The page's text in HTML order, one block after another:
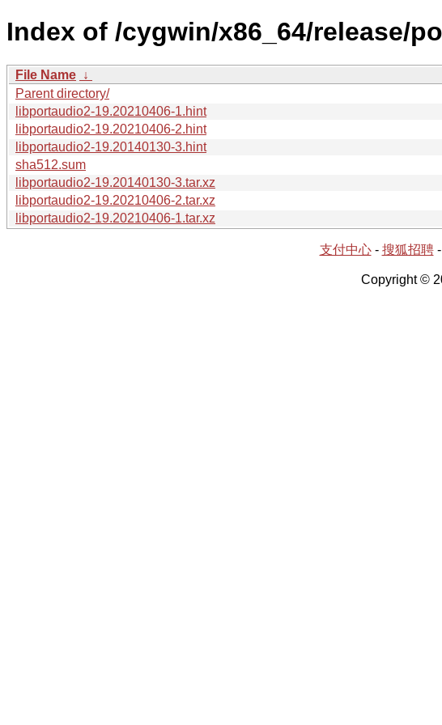
Index of /cygwin/x86_64/release/
File Name ↓
Parent directory/
libportaudio2-19.20210406-1.hint
libportaudio2-19.20210406-2.hint
libportaudio2-19.20140130-3.hint
sha512.sum
libportaudio2-19.20140130-3.tar.xz
libportaudio2-19.20210406-2.tar.xz
libportaudio2-19.20210406-1.tar.xz
支付中心- 搜狐招聘-
Copyright ©